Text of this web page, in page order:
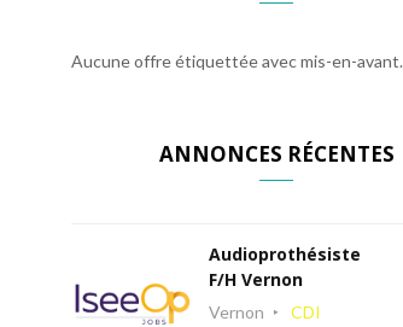
Aucune offre étiquettée avec mis-en-avant.
ANNONCES RÉCENTES
Audioprothésiste
F/H Vernon
Vernon CDI